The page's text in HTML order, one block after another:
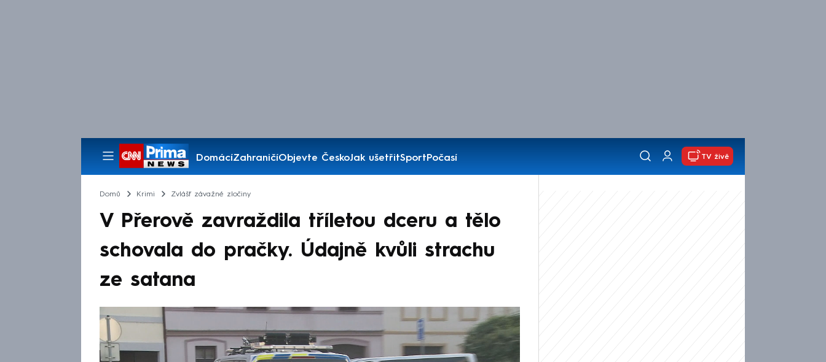
DomácíZahraničíObjevte ČeskoJak ušetřitSportPočasí
Pořady
TV živě
Domů Krimi Zvlášť závažné zločiny
V Přerově zavraždila tříletou dceru a tělo
schovala do pračky. Údajně kvůli strachu
ze satana